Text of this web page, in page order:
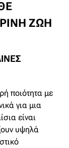
ΖΩΉ
ποιότητα με
για μια
είναι
υψηλά